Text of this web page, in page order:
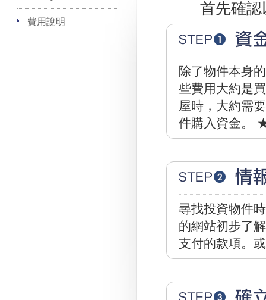
費用說明
首先確
除了物件本身
些費用大約是
屋時，大約需
件購入資金。
尋找投資物件
的網站初步了
支付的款項。